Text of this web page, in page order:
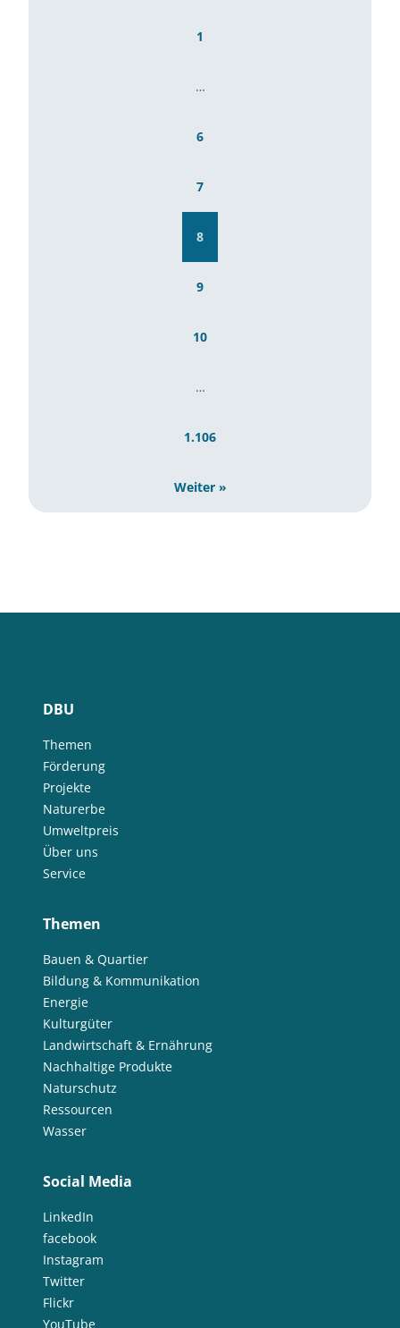
1
…
6
7
8
9
10
…
1.106
Weiter »
DBU
Themen
Förderung
Projekte
Naturerbe
Umweltpreis
Über uns
Service
Themen
Bauen & Quartier
Bildung & Kommunikation
Energie
Kulturgüter
Landwirtschaft & Ernährung
Nachhaltige Produkte
Naturschutz
Ressourcen
Wasser
Social Media
LinkedIn
facebook
Instagram
Twitter
Flickr
YouTube